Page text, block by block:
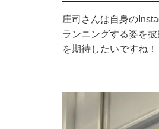
庄司さんは自身の
ランニングする姿を
を期待したいですね！